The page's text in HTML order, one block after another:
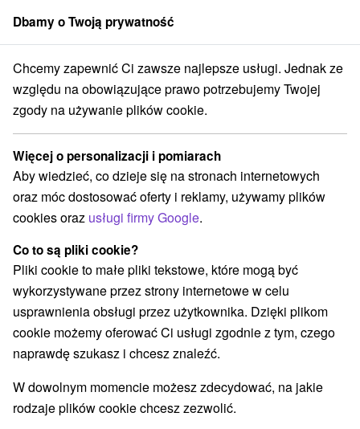
członek grupySorger
kartą Edenred, Gusto, DOXX, Benefit Management Trnavský kraj
Luksusowe voucher Pobytów
Rekreacyjnych - płatność kartą
Edenred, Gusto, DOXX, Benefit
Management Trnavský kraj
E-mail
Hasło
WITAĆ ŚPIEWEM
zZapomniałem hasła
Najlepiej sprzedające
Dbamy o Twoją prywatność
Chcemy zapewnić Ci zawsze najlepsze usługi. Jednak ze
względu na obowiązujące prawo potrzebujemy Twojej
zgody na używanie plików cookie.
Więcej o personalizacji i pomiarach
Aby wiedzieć, co dzieje się na stronach internetowych
oraz móc dostosować oferty i reklamy, używamy plików
cookies oraz usługi firmy Google.
Co to są pliki cookie?
Pliki cookie to małe pliki tekstowe, które mogą być
wykorzystywane przez strony internetowe w celu
usprawnienia obsługi przez użytkownika. Dzięki plikom
cookie możemy oferować Ci usługi zgodnie z tym, czego
naprawdę szukasz i chcesz znaleźć.
W dowolnym momencie możesz zdecydować, na jakie
rodzaje plików cookie chcesz zezwolić.